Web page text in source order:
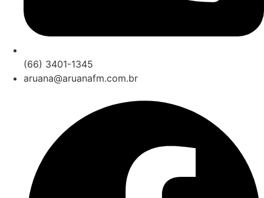
(66) 3401-1345
aruana@aruanafm.com.br